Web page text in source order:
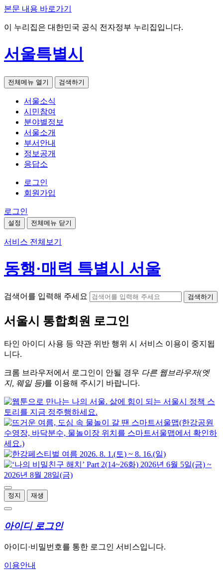
본문 내용 바로가기
이 누리집은 대한민국 공식 전자정부 누리집입니다.
서울특별시
전체메뉴 열기 검색하기
서울소식
시민참여
분야별정보
서울소개
부서안내
정보공개
응답소
로그인
회원가입
로그인
설정 전체메뉴 닫기
서비스 전체보기
동행·매력 특별시 서울
검색어를 입력해 주세요 검색하기
서울시 통합회원 로그인
타인 아이디 사용 등 약관 위반 행위 시 서비스 이용이 중지됩
니다.
크롬 브라우저에서 로그인이 안될 경우 다른 웹브라우저(엣
지, 웨일 등)를 이용해 주시기 바랍니다.
정지 재생
아이디 로그인
아이디·비밀번호를 통한 로그인 서비스입니다.
이용안내